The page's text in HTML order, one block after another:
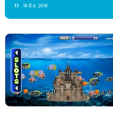
1.1 18 มิ.ย. 2016